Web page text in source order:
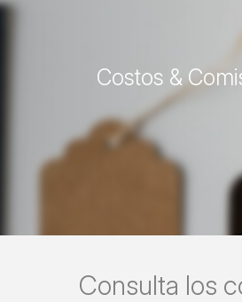
Costos &
Consulta los